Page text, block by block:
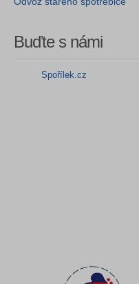
Buďte s námi
Spořílek.cz